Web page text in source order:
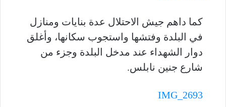
كما داهم جيش الاحتلال عدة بنايات ومنازل
في البلدة وفتشها واستجوب سكانها، وأغلق
دوار الشهداء عند مدخل البلدة وجزء من
شارع جنين نابلس.
IMG_2693